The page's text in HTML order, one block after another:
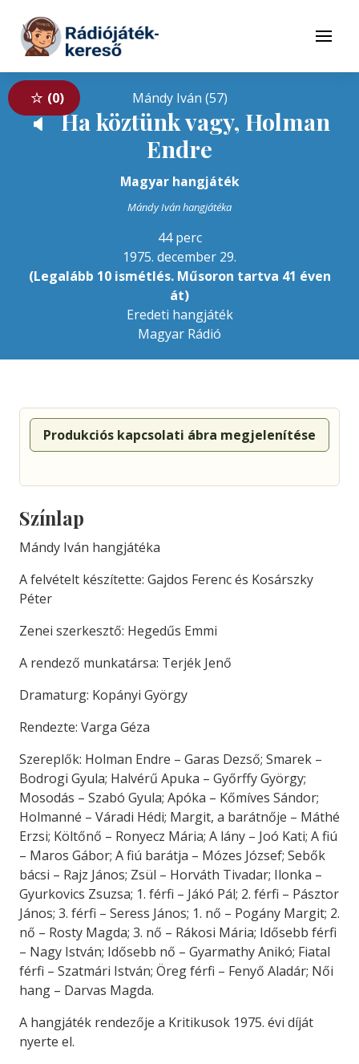
Tovább a tartalomhoz
Menü
0 Mándy Iván (57)
🔈 Ha köztünk vagy, Holman
Endre
Magyar hangjáték
Mándy Iván hangjátéka
44 perc
1975. december 29.
(Legalább 10 ismétlés. Műsoron tartva 41 éven
át)
Eredeti hangjáték
Magyar Rádió
Produkciós kapcsolati ábra megjelenítése
Színlap
Mándy Iván hangjátéka
A felvételt készítette: Gajdos Ferenc és Kosárszky
Péter
Zenei szerkesztő: Hegedűs Emmi
A rendező munkatársa: Terjék Jenő
Dramaturg: Kopányi György
Rendezte: Varga Géza
Szereplők: Holman Endre – Garas Dezső; Smarek –
Bodrogi Gyula; Halvérű Apuka – Győrffy György;
Mosodás – Szabó Gyula; Apóka – Kőmíves Sándor;
Holmanné – Váradi Hédi; Margit, a barátnője – Máthé
Erzsi; Költőnő – Ronyecz Mária; A lány – Joó Kati; A fiú
– Maros Gábor; A fiú barátja – Mózes József; Sebők
bácsi – Rajz János; Zsül – Horváth Tivadar; Ilonka –
Gyurkovics Zsuzsa; 1. férfi – Jákó Pál; 2. férfi – Pásztor
János; 3. férfi – Seress János; 1. nő – Pogány Margit; 2.
nő – Rosty Magda; 3. nő – Rákosi Mária; Idősebb férfi
– Nagy István; Idősebb nő – Gyarmathy Anikó; Fiatal
férfi – Szatmári István; Öreg férfi – Fenyő Aladár; Női
hang – Darvas Magda.
A hangjáték rendezője a Kritikusok 1975. évi díját
nyerte el.